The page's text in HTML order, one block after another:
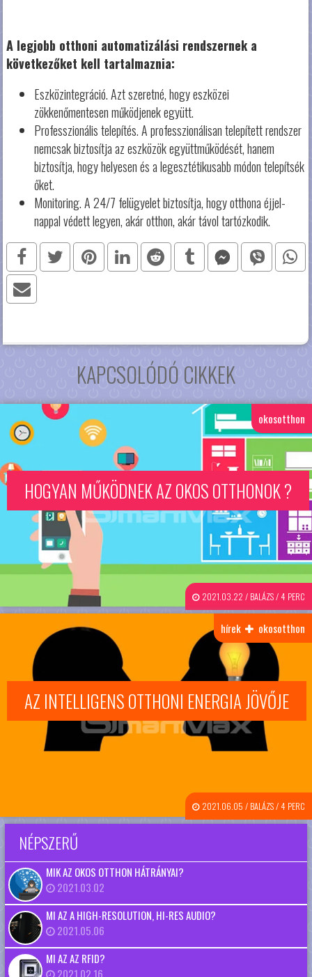
A legjobb otthoni automatizálási rendszernek a
következőket kell tartalmaznia:
Eszközintegráció. Azt szeretné, hogy eszközei
zökkenőmentesen működjenek együtt.
Professzionális telepítés. A professzionálisan telepített rendszer
nemcsak biztosítja az eszközök együttműködését, hanem
biztosítja, hogy helyesen és a legesztétikusabb módon telepítsék
őket.
Monitoring. A 24/7 felügyelet biztosítja, hogy otthona éjjel-
nappal védett legyen, akár otthon, akár távol tartózkodik.
KAPCSOLÓDÓ CIKKEK
HOGYAN MŰKÖDNEK AZ OKOS OTTHONOK ?
okosotthon
2021.03.22 / BALÁZS / 4 PERC
AZ INTELLIGENS OTTHONI ENERGIA JÖVŐJE
hírek okosotthon
2021.06.05 / BALÁZS / 4 PERC
NÉPSZERŰ
MIK AZ OKOS OTTHON HÁTRÁNYAI?
2021.03.02
MI AZ A HIGH-RESOLUTION, HI-RES AUDIO?
2021.05.06
MI AZ AZ RFID?
2021.02.16